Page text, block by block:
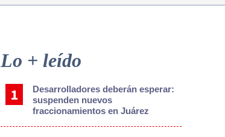
Sidebar
Lo + leído
Desarrolladores deberán esperar:
suspenden nuevos
fraccionamientos en Juárez